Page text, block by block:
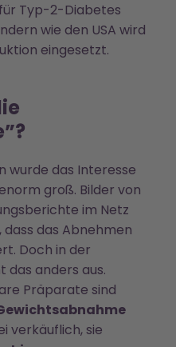
Typ-2-Diabetes
wie den USA wird
eingesetzt.
wurde das Interesse
groß. Bilder von
im Netz
das Abnehmen
Doch in der
das anders aus.
Präparate sind
verkäuflich, sie